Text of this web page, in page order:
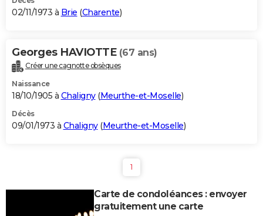
02/11/1973 à Brie (Charente)
Georges HAVIOTTE (67 ans)
Créer une cagnotte obsèques
Naissance
18/10/1905 à Chaligny(Meurthe-et-Moselle)
Décès
09/01/1973 à Chaligny(Meurthe-et-Moselle)
1
Carte de condoléances : envoyer
gratuitement une carte